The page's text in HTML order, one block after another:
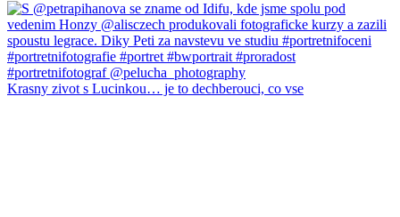
Krasny zivot s Lucinkou… je to dechberouci, co vse